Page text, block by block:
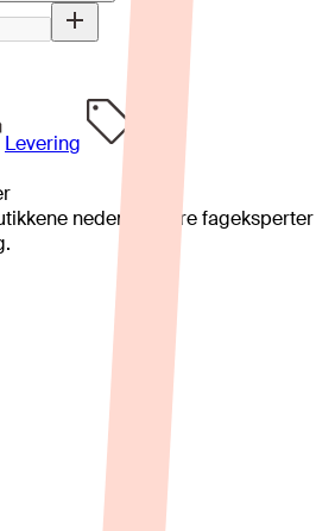
Levering
nedenfor. Våre fageksperter